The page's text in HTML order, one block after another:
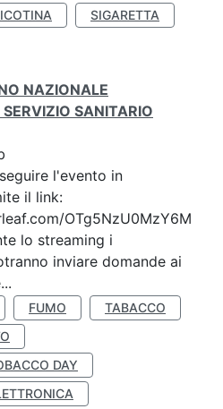
SIGARETTA
NAZIONALE
SANITARIO
l'evento in
il link:
OTg5NzU0MzY6M
lo streaming i
inviare domande ai
FUMO
TABACCO
DAY